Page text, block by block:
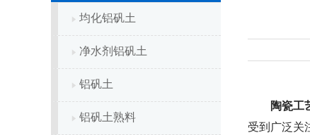
均化铝矾土
净水剂铝矾土
铝矾土
铝矾土熟料
陶瓷工
受到广泛关